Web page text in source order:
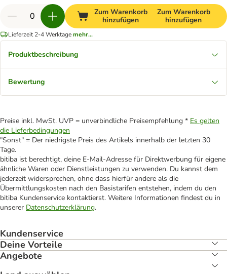
Zum Warenkorb
hinzufügen
Zum Warenkorb
hinzufügen
Lieferzeit 2-4 Werktagemehr...
Produktbeschreibung
Bewertung
Preise inkl. MwSt. UVP = unverbindliche Preisempfehlung * Es gelten
die Lieferbedingungen
"Sonst" = Der niedrigste Preis des Artikels innerhalb der letzten 30
Tage.
bitiba ist berechtigt, deine E-Mail-Adresse für Direktwerbung für eigene
ähnliche Waren oder Dienstleistungen zu verwenden. Du kannst dem
jederzeit widersprechen, ohne dass hierfür andere als die
Übermittlungskosten nach den Basistarifen entstehen, indem du den
bitiba Kundenservice kontaktierst. Weitere Informationen findest du in
unserer Datenschutzerklärung.
Kundenservice
Deine Vorteile
Angebote